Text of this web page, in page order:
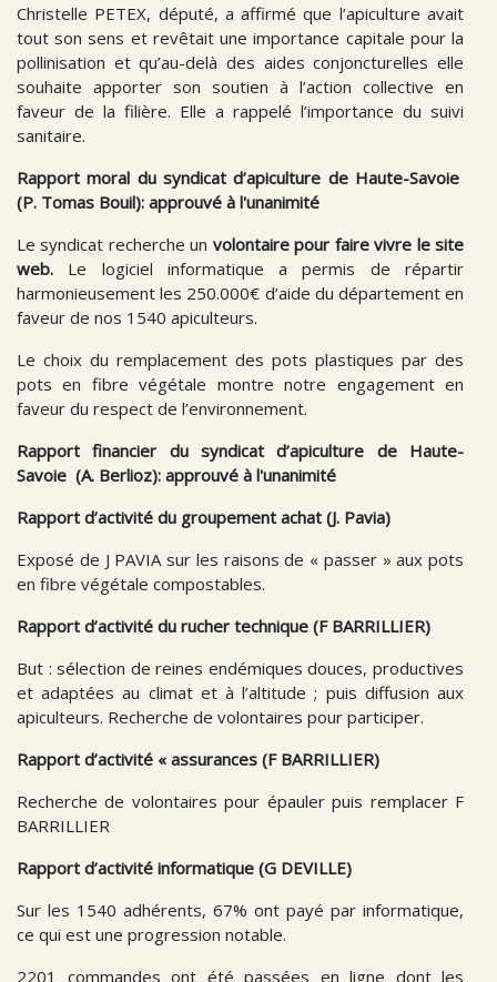
Christelle PETEX, député, a affirmé que l’apiculture avait
tout son sens et revêtait une importance capitale pour la
pollinisation et qu’au-delà des aides conjoncturelles elle
souhaite apporter son soutien à l’action collective en
faveur de la filière. Elle a rappelé l’importance du suivi
sanitaire.
Rapport moral du syndicat d’apiculture de Haute-Savoie
(P. Tomas Bouil): approuvé à l'unanimité
Le syndicat recherche un volontaire pour faire vivre le site
web. Le logiciel informatique a permis de répartir
harmonieusement les 250.000€ d’aide du département en
faveur de nos 1540 apiculteurs.
Le choix du remplacement des pots plastiques par des
pots en fibre végétale montre notre engagement en
faveur du respect de l’environnement.
Rapport financier du syndicat d’apiculture de Haute-
Savoie (A. Berlioz): approuvé à l'unanimité
Rapport d’activité du groupement achat (J. Pavia)
Exposé de J PAVIA sur les raisons de « passer » aux pots
en fibre végétale compostables.
Rapport d’activité du rucher technique (F BARRILLIER)
But : sélection de reines endémiques douces, productives
et adaptées au climat et à l’altitude ; puis diffusion aux
apiculteurs. Recherche de volontaires pour participer.
Rapport d’activité « assurances (F BARRILLIER)
Recherche de volontaires pour épauler puis remplacer F
BARRILLIER
Rapport d’activité informatique (G DEVILLE)
Sur les 1540 adhérents, 67% ont payé par informatique,
ce qui est une progression notable.
2201 commandes ont été passées en ligne dont les